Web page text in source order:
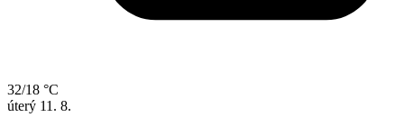
32/18 °C
úterý 11. 8.